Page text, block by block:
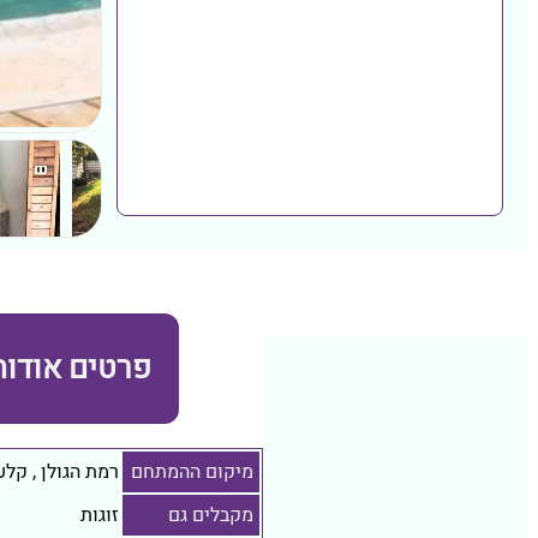
פרטים
מיקום ההמתחם רמת הגולן,
מקבלים גם
זוגות